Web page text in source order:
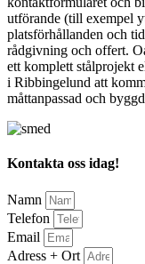
utförande (till exempel
platsförhållanden och
rådgivning och offert.
ett komplett stålprojekt
i Ribbingelund att
måttanpassad och
Kontakta oss idag!
Namn
Telefon
Email
Adress + Ort